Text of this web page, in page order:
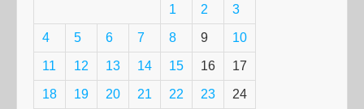
1 2 3
4 5 6 7 8 9 10
11 12 13 14 15 16 17
18 19 20 21 22 23 24